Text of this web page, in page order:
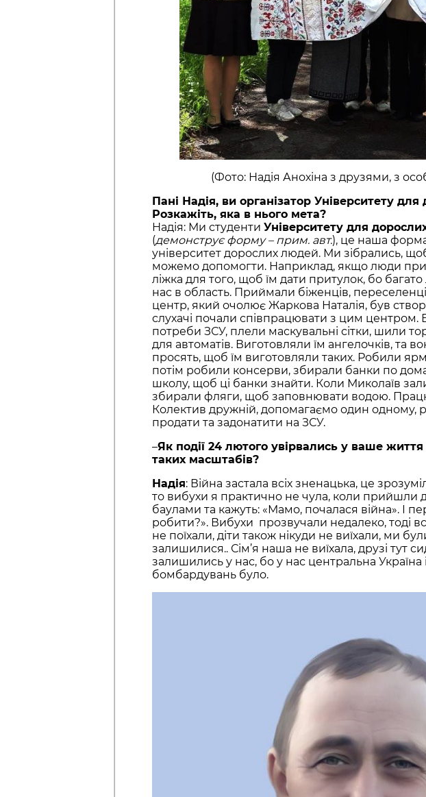
(Фото: Надія Анохіна з друзями, з
Пані Надія, ви організатор Університету
Розкажіть, яка в нього мета?
Надія: Ми студенти Університету для
(демонструє форму – прим. авт.), це наша
університет дорослих людей. Ми зібрались,
можемо допомогти. Наприклад, якщо люди
ліжка для того, щоб їм дати притулок, бо
нас в область. Приймали біженців,
центр, який очолює Жаркова Наталія, був
слухачі почали співпрацювати з цим центром.
потреби ЗСУ, плели маскувальні сітки, шили
для автоматів. Виготовляли їм ангелочків, та
просять, щоб їм виготовляли таких. Робили
потім робили консерви, збирали банки по
школу, щоб ці банки знайти. Коли Миколаїв
збирали фляги, щоб заповнювати водою.
Колектив дружній, допомагаємо один одному,
продати та задонатити на ЗСУ.
–Як події 24 лютого увірвались у ваше
таких масштабів?
Надія: Війна застала всіх зненацька, це
то вибухи я практично не чула, коли прийшли
баулами та кажуть: «Мамо, почалася війна». І
робити?». Вибухи прозвучали недалеко, тоді
не поїхали, діти також нікуди не виїхали, ми
залишилися.. Сім’я наша не виїхала, друзі тут
залишились у нас, бо у нас центральна Україна
бомбардувань було.